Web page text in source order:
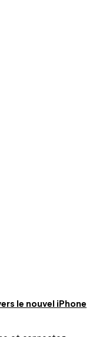
le nouvel iPhone